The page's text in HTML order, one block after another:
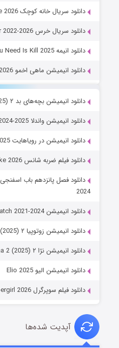
دانلود سریال خانه کوچک Little House on the Prairie 2026
دانلود سریال خرس The Bear 2022-2026
دانلود انیمه All You Need Is Kill 2025
دانلود انیمیشن ماهی اخمو The Pout-Pout Fish 2026
دانلود انیمیشن بچه‌های بد ۲ The Bad Guys 2 (2025)
دانلود انیمیشن واندلا WondLa 2024-2025
دانلود انیمیشن در رویاهایت In Your Dreams 2025
دانلود فیلم ضربه شانس Lucky Strike 2026
2024
دانلود انیمیشن Star Wars: The Bad Batch 2021-2024
دانلود انیمیشن زوتوپیا ۲ Zootopia 2 (2025)
دانلود انیمیشن نژا ۲ Ne Zha 2 (2025)
دانلود انیمیشن الیو Elio 2025
دانلود فیلم سوپرگرل Supergirl 2026
آپدیت شده‌ها